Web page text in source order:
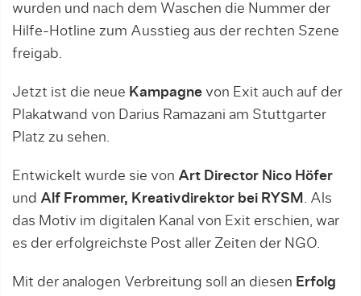
wurden und nach dem Waschen die Nummer der
Hilfe-Hotline zum Ausstieg aus der rechten Szene
freigab.
Jetzt ist die neue Kampagne von Exit auch auf der
Plakatwand von Darius Ramazani am Stuttgarter
Platz zu sehen.
Entwickelt wurde sie von Art Director Nico Höfer
und Alf Frommer, Kreativdirektor bei RYSM . Als
das Motiv im digitalen Kanal von Exit erschien, war
es der erfolgreichste Post aller Zeiten der NGO.
Mit der analogen Verbreitung soll an diesen Erfolg